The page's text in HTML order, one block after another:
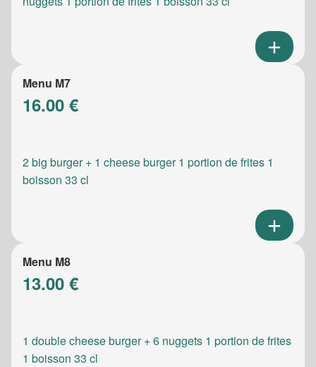
Menu M7
16.00 €
2 big burger + 1 cheese burger 1 portion de frites 1
boisson 33 cl
Menu M8
13.00 €
1 double cheese burger + 6 nuggets 1 portion de frites
1 boisson 33 cl